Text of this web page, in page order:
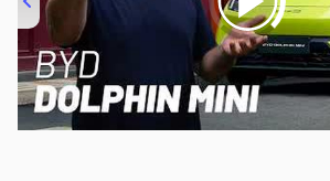
00:00/04:07